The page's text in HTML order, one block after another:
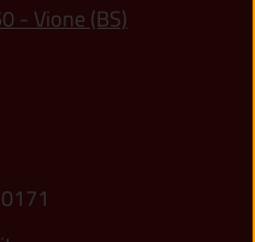
- Vione (BS)